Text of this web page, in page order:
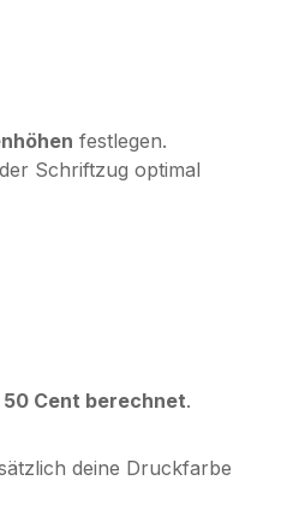
festlegen.
Schriftzug optimal
Cent berechnet.
deine Druckfarbe